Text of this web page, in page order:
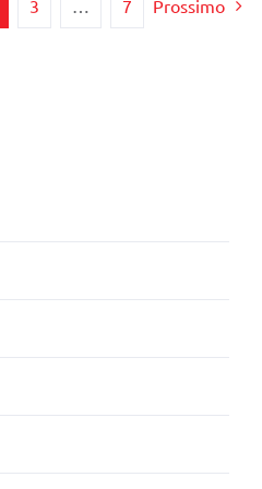
3 … 7 Prossimo